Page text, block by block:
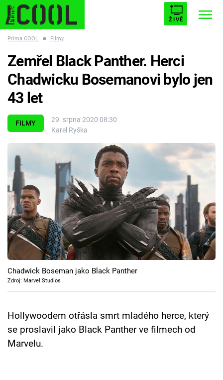
ŽIVĚ
ESCAPE PLNEJ KOTEL AVENGERS 5
Témata
Filmy
Seriály
Hry
Cool Esport
Pořady
TV Program
Přihlášení
Prima COOL ■ Filmy
FILMY
29. srpna 2020 08:30
Karel Ryška
Zemřel Black Panther. Herci
Chadwicku Bosemanovi bylo jen
43 let
Chadwick Boseman jako Black Panther
Zdroj: Marvel Studios
Hollywoodem otřásla smrt mladého herce, který
se proslavil jako Black Panther ve filmech od
Marvelu.